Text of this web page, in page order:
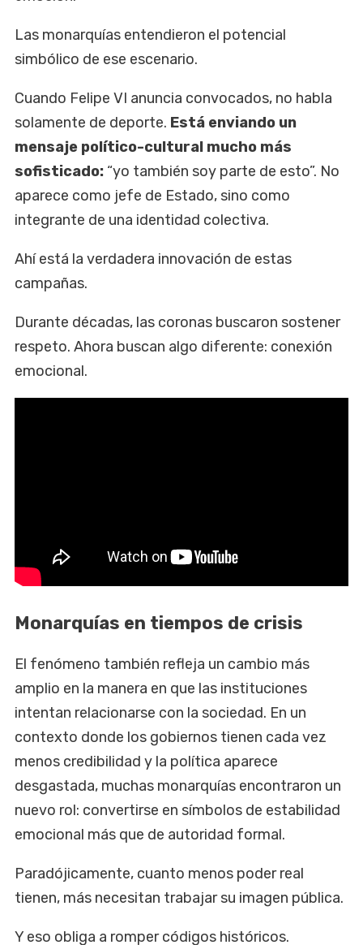
Las monarquías entendieron el potencial
simbólico de ese escenario.
Cuando Felipe VI anuncia convocados, no habla
solamente de deporte. Está enviando un
mensaje político-cultural mucho más
sofisticado: “yo también soy parte de esto”. No
aparece como jefe de Estado, sino como
integrante de una identidad colectiva.
Ahí está la verdadera innovación de estas
campañas.
Durante décadas, las coronas buscaron sostener
respeto. Ahora buscan algo diferente: conexión
emocional.
Monarquías en tiempos de crisis
El fenómeno también refleja un cambio más
amplio en la manera en que las instituciones
intentan relacionarse con la sociedad. En un
contexto donde los gobiernos tienen cada vez
menos credibilidad y la política aparece
desgastada, muchas monarquías encontraron un
nuevo rol: convertirse en símbolos de estabilidad
emocional más que de autoridad formal.
Paradójicamente, cuanto menos poder real
tienen, más necesitan trabajar su imagen pública.
Y eso obliga a romper códigos históricos.